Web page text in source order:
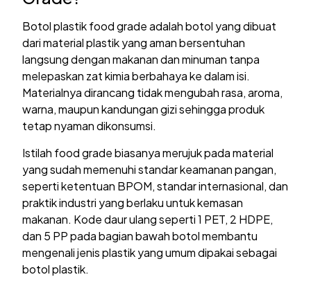
Botol plastik food grade adalah botol yang dibuat
dari material plastik yang aman bersentuhan
langsung dengan makanan dan minuman tanpa
melepaskan zat kimia berbahaya ke dalam isi.
Materialnya dirancang tidak mengubah rasa, aroma,
warna, maupun kandungan gizi sehingga produk
tetap nyaman dikonsumsi.
Istilah food grade biasanya merujuk pada material
yang sudah memenuhi standar keamanan pangan,
seperti ketentuan BPOM, standar internasional, dan
praktik industri yang berlaku untuk kemasan
makanan. Kode daur ulang seperti 1 PET, 2 HDPE,
dan 5 PP pada bagian bawah botol membantu
mengenali jenis plastik yang umum dipakai sebagai
botol plastik.